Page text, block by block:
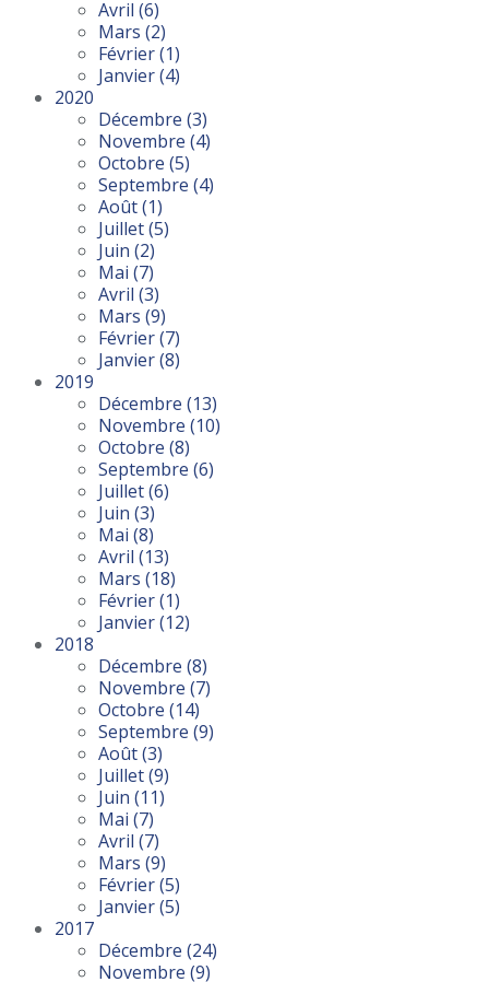
Avril (6)
Mars (2)
Février(1)
Janvier(4)
2020
Décembre (3)
Novembre (4)
Octobre (5)
Septembre (4)
Août(1)
Juillet(5)
Juin (2)
Mai (7)
Avril (3)
Mars (9)
Février(7)
Janvier(8)
2019
Décembre (13)
Novembre (10)
Octobre (8)
Septembre (6)
Juillet(6)
Juin (3)
Mai (8)
Avril (13)
Mars (18)
Février(1)
Janvier(12)
2018
Décembre (8)
Novembre (7)
Octobre (14)
Septembre (9)
Août(3)
Juillet(9)
Juin (11)
Mai (7)
Avril (7)
Mars (9)
Février(5)
Janvier(5)
2017
Décembre (24)
Novembre (9)